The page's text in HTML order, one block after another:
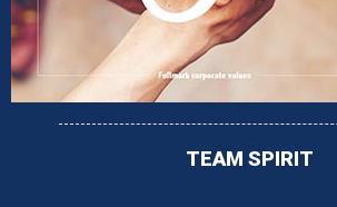
TEAM SPIRIT